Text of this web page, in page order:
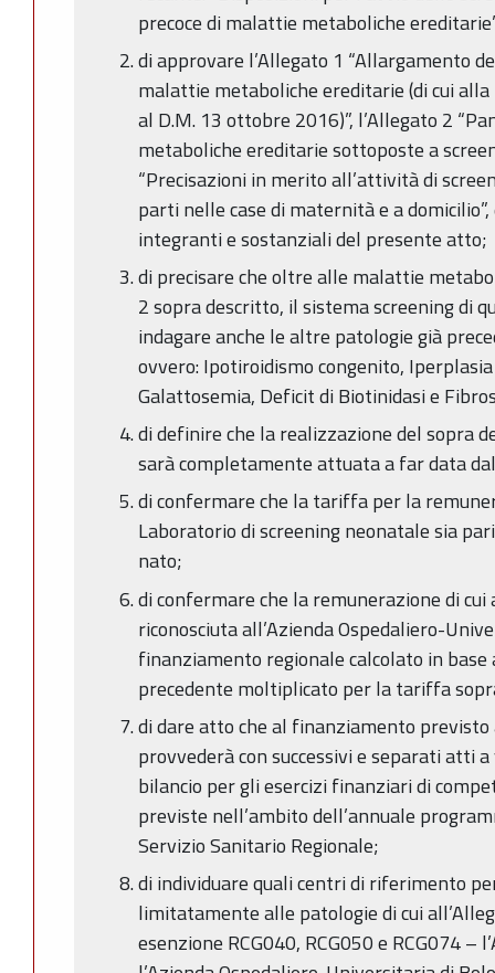
precoce di malattie metaboliche
di approvare l’Allegato 1 “Allargamento
malattie metaboliche ereditarie (di cui
al D.M. 13 ottobre 2016)”, l’Allegato 2
metaboliche ereditarie sottoposte a
“Precisazioni in merito all’attività di
parti nelle case di maternità e a
integranti e sostanziali del presente atto;
di precisare che oltre alle malattie
2 sopra descritto, il sistema screening di
indagare anche le altre patologie già
ovvero: Ipotiroidismo congenito,
Galattosemia, Deficit di Biotinidasi e
di definire che la realizzazione del sopra
sarà completamente attuata a far data
di confermare che la tariffa per la
Laboratorio di screening neonatale sia
nato;
di confermare che la remunerazione di
riconosciuta all’Azienda Ospedaliero-
finanziamento regionale calcolato in base
precedente moltiplicato per la tariffa
di dare atto che al finanziamento previsto
provvederà con successivi e separati atti
bilancio per gli esercizi finanziari di
previste nell’ambito dell’annuale
Servizio Sanitario Regionale;
di individuare quali centri di riferimento
limitatamente alle patologie di cui
esenzione RCG040, RCG050 e RCG074 –